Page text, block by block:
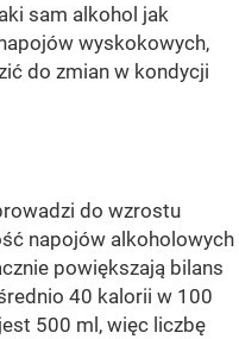
sam alkohol jak
wyskokowych,
do zmian w kondycji
do wzrostu
napojów alkoholowych
powiększają bilans
40 kalorii w 100
500 ml, więc liczbę